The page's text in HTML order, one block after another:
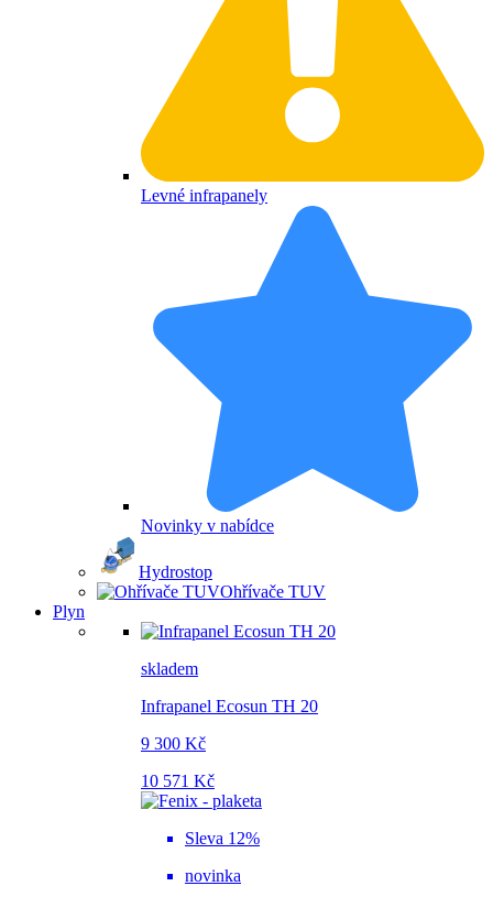
Levné infrapanely
Novinky v nabídce
Hydrostop
Ohřívače TUV
Plyn
skladem
Infrapanel Ecosun TH 20
9 300 Kč
10 571 Kč
Sleva 12%
novinka